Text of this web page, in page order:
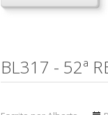
BL317 - 52ª